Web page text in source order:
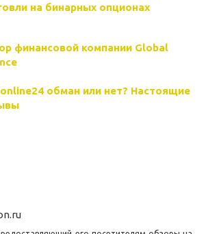
на бинарных опционах
финансовой компании Global
обман или нет? Настоящие